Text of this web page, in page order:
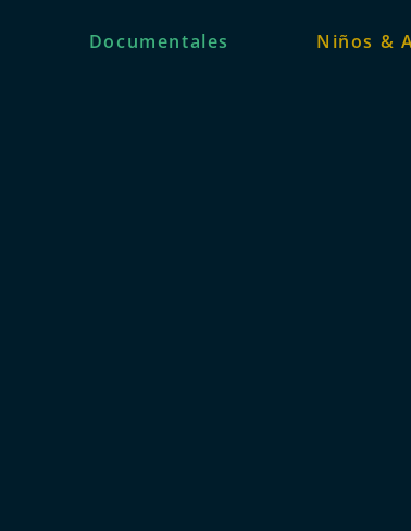
Documentales Niños &